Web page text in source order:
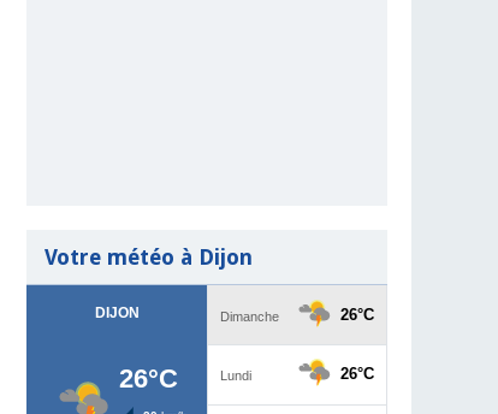
Votre météo à Dijon